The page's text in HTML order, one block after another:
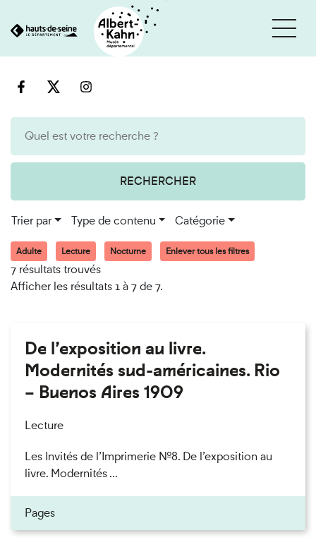
au
RECHERCHER
Trier par Type de contenu Catégorie
Adulte Lecture Nocturne Enlever tous les filtres
7 résultats trouvés
Afficher les résultats 1 à 7 de 7.
De l’exposition au livre.
Modernités sud-américaines. Rio
– Buenos Aires 1909
Lecture
Les Invités de l’Imprimerie n°8. De l’exposition au
livre. Modernités ...
Pages
Cookies et traceurs utilisés sur ce site